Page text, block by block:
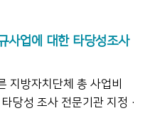
사업에 대한 타당성조사
지방자치단체 총 사업비
당성 조사 전문기관 지정·